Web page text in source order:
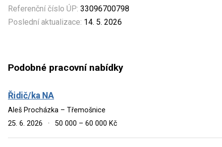
Referenční číslo ÚP: 33096700798
Poslední aktualizace: 14. 5. 2026
Podobné pracovní nabídky
Řidič/ka NA
Aleš Procházka – Třemošnice
25. 6. 2026
· 50 000 – 60 000 Kč